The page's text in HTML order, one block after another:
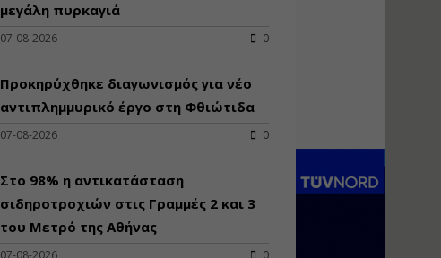
μεγάλη πυρκαγιά
07-08-2026 0
Προκηρύχθηκε διαγωνισμός για νέo
αντιπλημμυρικό έργο στη Φθιώτιδα
07-08-2026 0
Στο 98% η αντικατάσταση
σιδηροτροχιών στις Γραμμές 2 και 3
του Μετρό της Αθήνας
07-08-2026 0
Διαδικασία
κατάταξης
Νικόλαος Σαρούκος
Τιμή από: €145.00